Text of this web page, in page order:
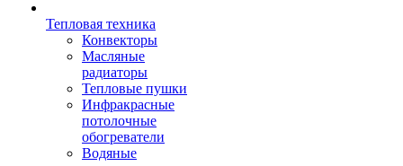
Тепловая техника
Конвекторы
Масляные
радиаторы
Тепловые пушки
Инфракрасные
потолочные
обогреватели
Водяные